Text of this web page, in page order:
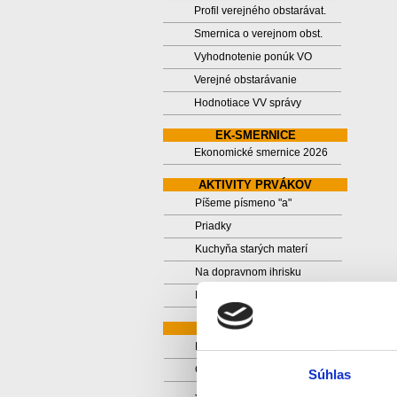
Súhlas
Profil verejného obstarávat.
Smernica o verejnom obst.
Vyhodnotenie ponúk VO
Verejné obstarávanie
Hodnotiace VV správy
EK-SMERNICE
Ekonomické smernice 2026
AKTIVITY PRVÁKOV
Píšeme písmeno "a"
Priadky
Kuchyňa starých materí
Na dopravnom ihrisku
DRUHÁKOVO
Čitateľská formula
Jeseň v triede